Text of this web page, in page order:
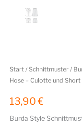
Start / Schnittmuster /
Hose – Culotte und Short
13,90€
Burda Style